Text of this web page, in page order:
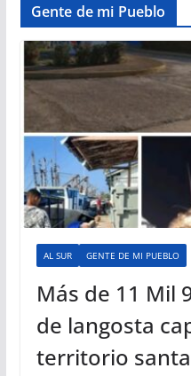
Gente de mi Pueblo
AL SUR GENTE DE MI PUEBLO
Más de 11 Mil
de langosta
territorio